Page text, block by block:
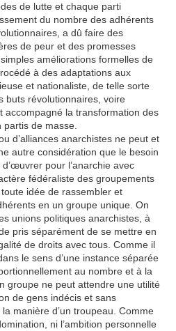
de lutte et chaque parti
du nombre des adhérents
a dû faire des
de peur et des promesses
améliorations formelles de
à des adaptations aux
et nationaliste, de telle sorte
buts révolutionnaires, voire
accompagné la transformation des
de masse.
d’alliances anarchistes ne peut et
autre considération que le besoin
pour l’anarchie avec
fédéraliste des groupements
idée de rassembler et
en un groupe unique. On
unions politiques anarchistes, à
pris séparément de se mettre en
de droits avec tous. Comme il
le sens d’une instance séparée
au nombre et à la
groupe ne peut attendre une utilité
de gens indécis et sans
manière d’un troupeau. Comme
ni l’ambition personnelle